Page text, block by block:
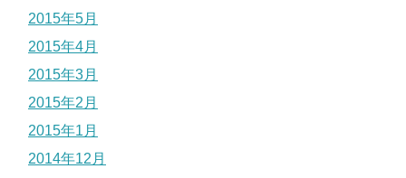
2015年5月
2015年4月
2015年3月
2015年2月
2015年1月
2014年12月